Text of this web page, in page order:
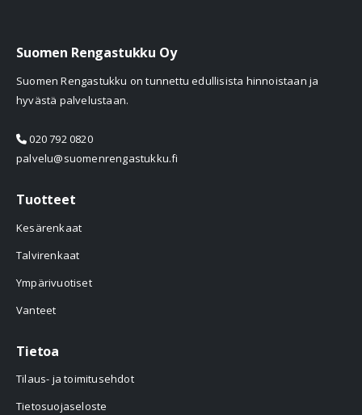
Suomen Rengastukku Oy
Suomen Rengastukku on tunnettu edullisista hinnoistaan ja
hyvästä palvelustaan.
020 792 0820
palvelu@suomenrengastukku.fi
Tuotteet
Kesärenkaat
Talvirenkaat
Ympärivuotiset
Vanteet
Tietoa
Tilaus- ja toimitusehdot
Tietosuojaseloste